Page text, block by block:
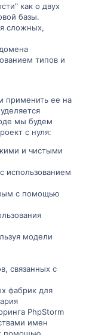
как о двух
базы.
сложных,
типов и
применить ее на
мы будем
с нуля:
и чистыми
использованием
с помощью
модели
связанных с
фабрик для
PhpStorm
имен
помощью